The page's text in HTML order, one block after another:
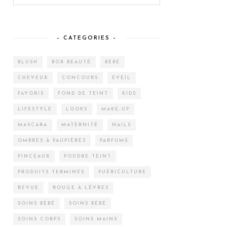
– CATEGORIES –
BLUSH BOX BEAUTÉ BÉBÉ
CHEVEUX CONCOURS EVEIL
FAVORIS FOND DE TEINT KIDS
LIFESTYLE LOOKS MAKE-UP
MASCARA MATERNITÉ NAILS
OMBRES À PAUPIÈRES PARFUMS
PINCEAUX POUDRE TEINT
PRODUITS TERMINÉS PUÉRICULTURE
REVUE ROUGE À LÈVRES
SOINS BÉBÉ SOINS BÉBÉ
SOINS CORPS SOINS MAINS